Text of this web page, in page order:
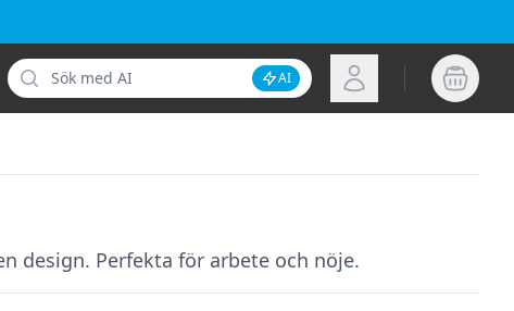
Sök
Inaktivera AI-sökning
AI Logga in
design. Perfekta för arbete och nöje.